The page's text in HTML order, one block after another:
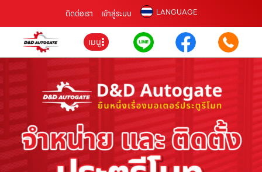
ติดต่อเรา เข้าสู่ระบบ LANGUAGE
เมนู